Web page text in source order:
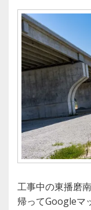
工事中の東播磨
帰ってGoogleマ